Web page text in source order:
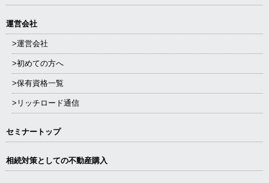
運営会社
>運営会社
>初めての方へ
>保有資格一覧
>リッチロード通信
セミナートップ
相続対策としての不動産購入